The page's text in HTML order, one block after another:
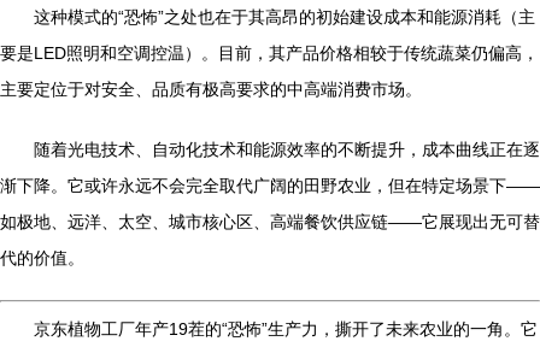
这种模式的“恐怖”之处也在于其高昂的初始建设成本和能源消耗（主
要是LED照明和空调控温）。目前，其产品价格相较于传统蔬菜仍偏高，
主要定位于对安全、品质有极高要求的中高端消费市场。
随着光电技术、自动化技术和能源效率的不断提升，成本曲线正在逐
渐下降。它或许永远不会完全取代广阔的田野农业，但在特定场景下——
如极地、远洋、太空、城市核心区、高端餐饮供应链——它展现出无可替
代的价值。
京东植物工厂年产19茬的“恐怖”生产力，撕开了未来农业的一角。它